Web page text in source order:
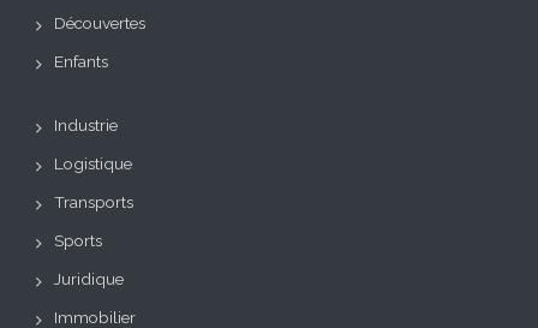
Découvertes
Enfants
Industrie
Logistique
Transports
Sports
Juridique
Immobilier